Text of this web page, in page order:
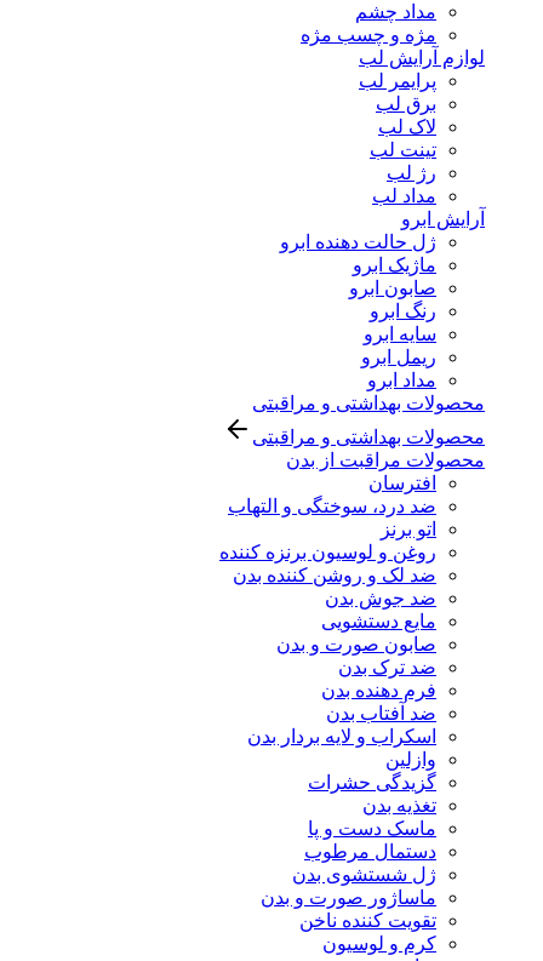
مداد چشم
مژه و چسب مژه
لوازم آرایش لب
پرایمر لب
برق لب
لاک لب
تینت لب
رژ لب
مداد لب
آرایش ابرو
ژل حالت دهنده ابرو
ماژیک ابرو
صابون ابرو
رنگ ابرو
سایه ابرو
ریمل ابرو
مداد ابرو
محصولات بهداشتی و مراقبتی
محصولات بهداشتی و مراقبتی
محصولات مراقبت از بدن
افترسان
ضد درد، سوختگی و التهاب
اتو برنز
روغن و لوسیون برنزه کننده
ضد لک و روشن کننده بدن
ضد جوش بدن
مایع دستشویی
صابون صورت و بدن
ضد ترک بدن
فرم دهنده بدن
ضد آفتاب بدن
اسکراب و لایه بردار بدن
وازلین
گزیدگی حشرات
تغذیه بدن
ماسک دست و پا
دستمال مرطوب
ژل شستشوی بدن
ماساژور صورت و بدن
تقویت کننده ناخن
کرم و لوسیون